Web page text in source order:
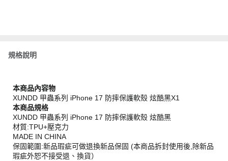
規格說明
本商品內容物
XUNDD 甲蟲系列 iPhone 17 防摔保護軟殼 炫酷黑X1
本商品規格
XUNDD 甲蟲系列 iPhone 17 防摔保護軟殼 炫酷黑
材質:TPU+壓克力
MADE IN CHINA
保固範圍:新品瑕疵可做退換新品保固 (本商品拆封使用後,除新品
瑕疵外恕不接受退、換貨）